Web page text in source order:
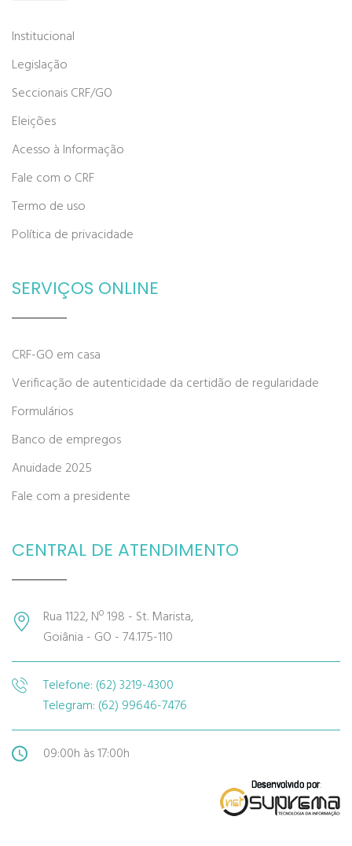
Institucional
Legislação
Seccionais CRF/GO
Eleições
Acesso à Informação
Fale com o CRF
Termo de uso
Política de privacidade
SERVIÇOS ONLINE
CRF-GO em casa
Verificação de autenticidade da certidão de regularidade
Formulários
Banco de empregos
Anuidade 2025
Fale com a presidente
CENTRAL DE ATENDIMENTO
Rua 1122, Nº 198 - St. Marista,
Goiânia - GO - 74.175-110
Telefone: (62) 3219-4300
Telegram: (62) 99646-7476
09:00h às 17:00h